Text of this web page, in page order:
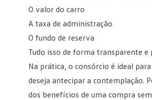
O valor do carro
A taxa de administração
O fundo de reserva
Tudo isso de forma transparente
Na prática, o consórcio é ideal
deseja antecipar a contemplação.
dos benefícios de uma compra